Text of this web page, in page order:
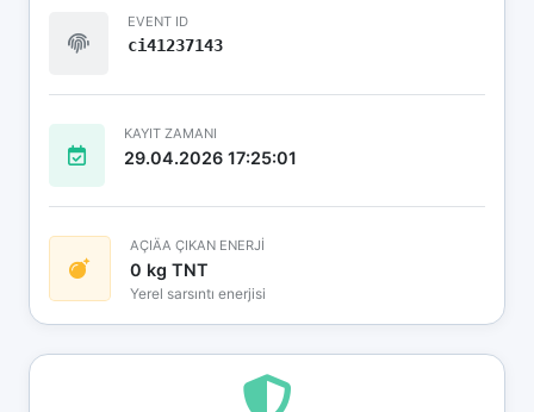
EVENT ID
ci41237143
KAYIT ZAMANI
29.04.2026 17:25:01
AÇIÄA ÇIKAN ENERJİ
0 kg TNT
Yerel sarsıntı enerjisi